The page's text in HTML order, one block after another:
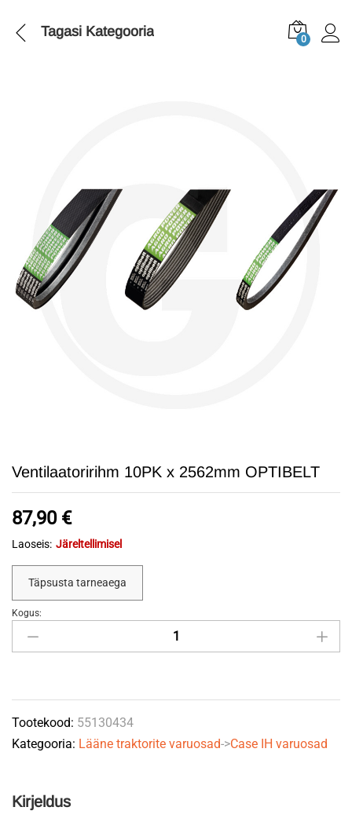
Tagasi Kategooria 0
Ventilaatoririhm 10PK x 2562mm OPTIBELT
87,90 €
Laoseis: Järeltellimisel
Täpsusta tarneaega
Ventilaatoririhm
10PK
OPTIBELT
quantity
Kogus:
Tootekood: 55130434
Kategooria: Lääne traktorite varuosad->Case IH varuosad
Kirjeldus